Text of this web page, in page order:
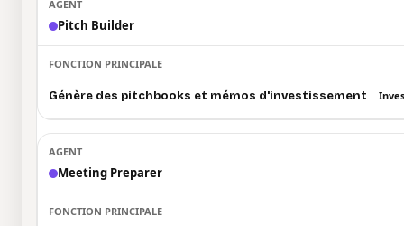
Pitch Builder
Génère des pitchbooks et mémos d'investissement
Meeting Preparer